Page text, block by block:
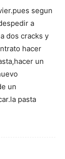
segun
a
dos cracks y
hacer
un
un
pasta